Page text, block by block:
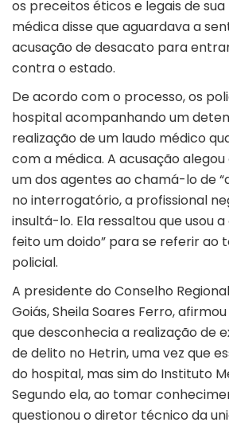
os preceitos éticos e legais de sua
médica disse que aguardava a
acusação de desacato para
contra o estado.
De acordo com o processo, os
hospital acompanhando um
realização de um laudo médico
com a médica. A acusação
um dos agentes ao chamá-lo de
no interrogatório, a profissional
insultá-lo. Ela ressaltou que usou
feito um doido” para se referir ao
policial.
A presidente do Conselho
Goiás, Sheila Soares Ferro,
que desconhecia a realização de
de delito no Hetrin, uma vez que
do hospital, mas sim do Instituto
Segundo ela, ao tomar
questionou o diretor técnico da